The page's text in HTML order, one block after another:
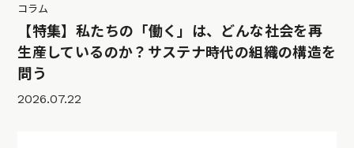
コラム
【特集】私たちの「働く」は、どんな社会を再
生産しているのか？サステナ時代の組織の構造を
問う
2026.07.22